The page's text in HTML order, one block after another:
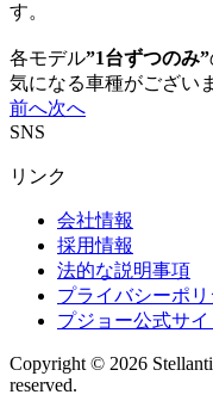
す。
各モデル”1台ずつのみ”
気になる車種がござい
前へ次へ
SNS
リンク
会社情報
採用情報
法的な説明事項
プライバシーポリ
プジョー公式サイ
Copyright © 2026
reserved.